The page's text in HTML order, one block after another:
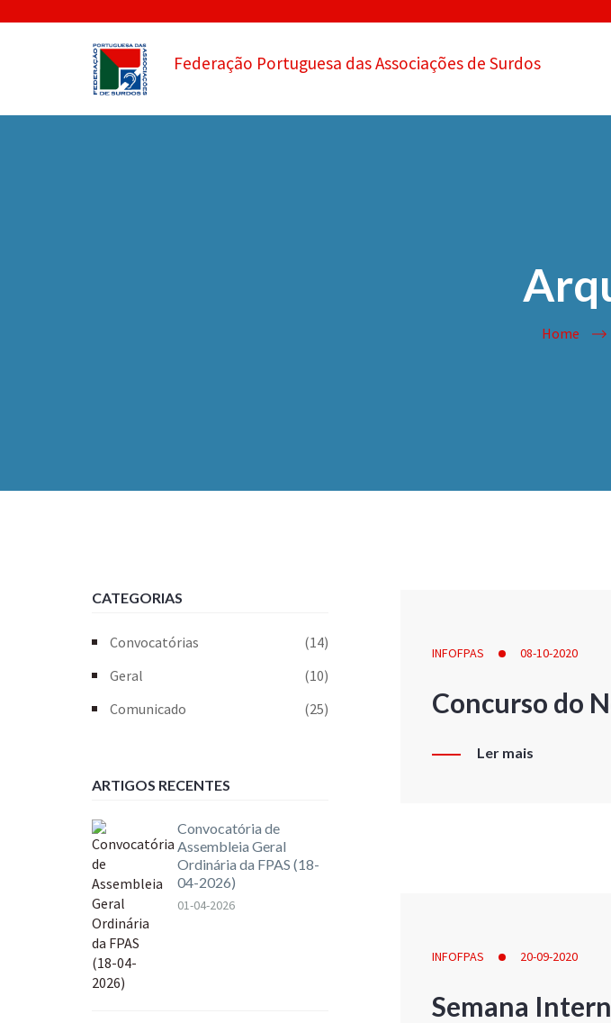
Federação Portuguesa das Associações de Surdos
Home
INFOFPAS 08-10-2020
Concurso do
Ler mais
INFOFPAS 20-09-2020
Semana
CATEGORIAS
Convocatórias
(14)
Geral
(10)
Comunicado
(25)
ARTIGOS RECENTES
Convocatória de
Assembleia Geral
Ordinária da FPAS (18-
04-2026)
01-04-2026